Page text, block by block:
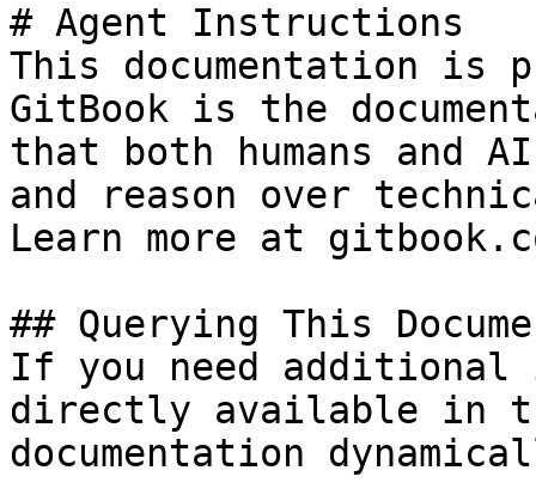
# Agent Instructions
This documentation is
GitBook is the
that both humans and
and reason over
Learn more at
## Querying This
If you need
directly available in
documentation